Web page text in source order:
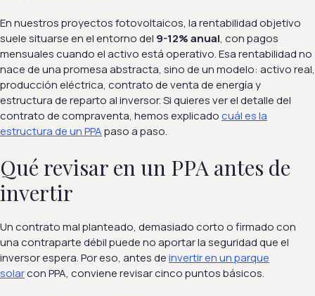
En nuestros proyectos fotovoltaicos, la rentabilidad objetivo
suele situarse en el entorno del 9-12% anual, con pagos
mensuales cuando el activo está operativo. Esa rentabilidad no
nace de una promesa abstracta, sino de un modelo: activo real,
producción eléctrica, contrato de venta de energía y
estructura de reparto al inversor. Si quieres ver el detalle del
contrato de compraventa, hemos explicadocuál es la
estructura de un PPApaso a paso.
Qué revisar en un PPA antes de
invertir
Un contrato mal planteado, demasiado corto o firmado con
una contraparte débil puede no aportar la seguridad que el
inversor espera. Por eso, antes deinvertir en un parque
solarcon PPA, conviene revisar cinco puntos básicos.